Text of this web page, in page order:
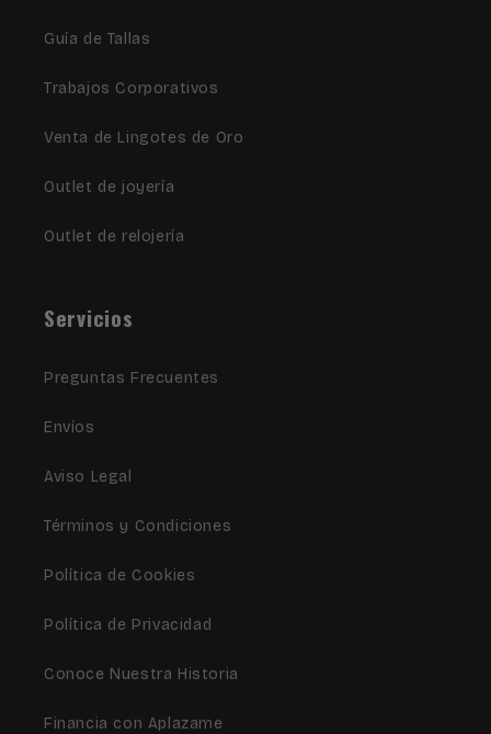
Guía de Tallas
Trabajos Corporativos
Venta de Lingotes de Oro
Outlet de joyería
Outlet de relojería
Servicios
Preguntas Frecuentes
Envíos
Aviso Legal
Términos y Condiciones
Política de Cookies
Política de Privacidad
Conoce Nuestra Historia
Financia con Aplazame